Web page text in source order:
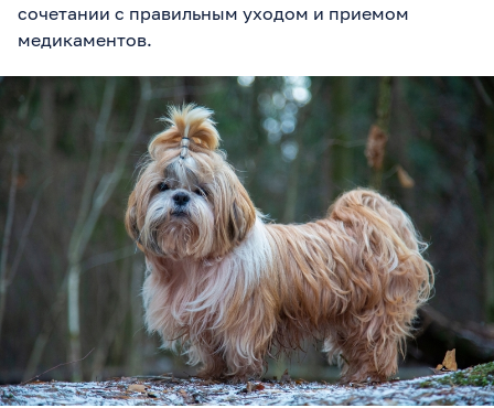
сочетании с правильным уходом и приемом
медикаментов.